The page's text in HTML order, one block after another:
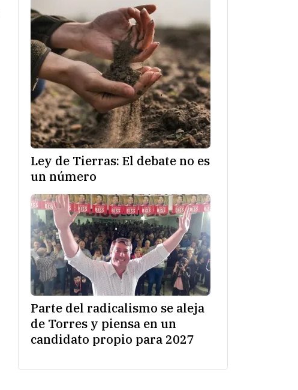
Ley de Tierras: El debate no es
un número
Parte del radicalismo se aleja
de Torres y piensa en un
candidato propio para 2027